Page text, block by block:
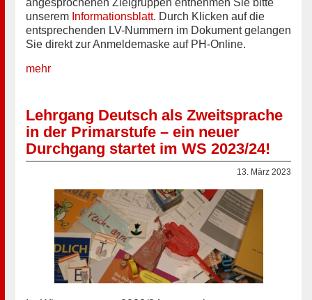
angesprochenen Zielgruppen entnehmen Sie bitte
unserem Informationsblatt. Durch Klicken auf die
entsprechenden LV-Nummern im Dokument gelangen
Sie direkt zur Anmeldemaske auf PH-Online.
mehr
Lehrgang Deutsch als Zweitsprache
in der Primarstufe – ein neuer
Durchgang startet im WS 2023/24!
13. März 2023